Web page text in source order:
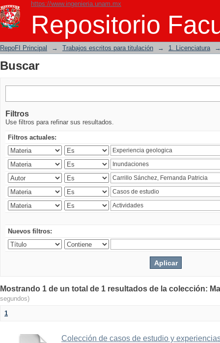
https://www.ingenieria.unam.mx
Repositorio
Buscar
RepoFI Principal → Trabajos escritos para titulación → 1. Licenciatura
Buscar
Filtros
Use filtros para refinar sus resultados.
Filtros actuales:
Nuevos filtros:
Mostrando 1 de un total de 1 resultados de la colección:
segundos)
1
Colección de casos de estudio y